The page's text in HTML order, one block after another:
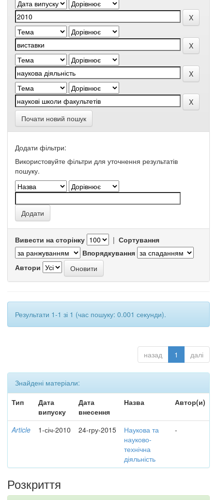
Почати новий пошук
Додати фільтри:
Використовуйте фільтри для уточнення результатів
пошуку.
Вивести на сторінку | Сортування
Впорядкування
Автори
Результати 1-1 зі 1 (час пошуку: 0.001 секунди).
назад 1 далі
Знайдені матеріали:
Тип
Дата
випуску
Дата
внесення
Назва Автор(и)
Article 1-січ-2010 24-гру-2015
Наукова та
науково-
технічна
діяльність
-
Розкриття